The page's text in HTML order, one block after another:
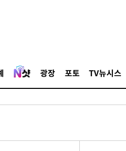
광장 포토 TV뉴시스